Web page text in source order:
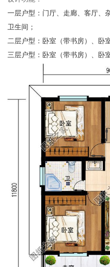
一层户型：门厅、走廊、客厅、
卫生间；
二层户型：卧室（带书房）、卧
三层户型：卧室（带书房）、卧